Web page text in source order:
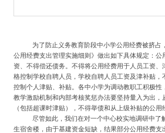
为了防止义务教育阶段中小学公用经费被挤占
公用经费支出管理实施细则》做出如下具体规定：公
资、不得偿还债务。不得将公用经费用于人员工资
格控制学校自聘人员，学校自聘人员工资及津补贴，
控制个人津贴、补贴。各中小学为调动教职工积极性
教学激励机制和内部考核奖惩办法要坚持量入为出，
（包括超课时津贴），不得举债和从上级补贴的公用
尽管如此，我们在对一个中心校实地调研中了
生宿舍楼，由于基建资金短缺，结果部分公用经费支